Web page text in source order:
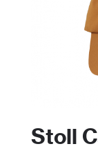
Stoll